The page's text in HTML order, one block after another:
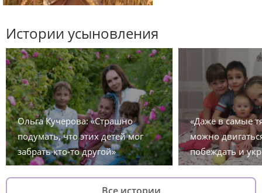
Истории усыновления
Ольга Кучерова: «Страшно
подумать, что этих детей мог
забрать кто-то другой»
«Даже в самые
можно
побеждать и